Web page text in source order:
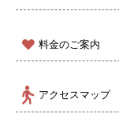
料金のご案内
アクセスマップ